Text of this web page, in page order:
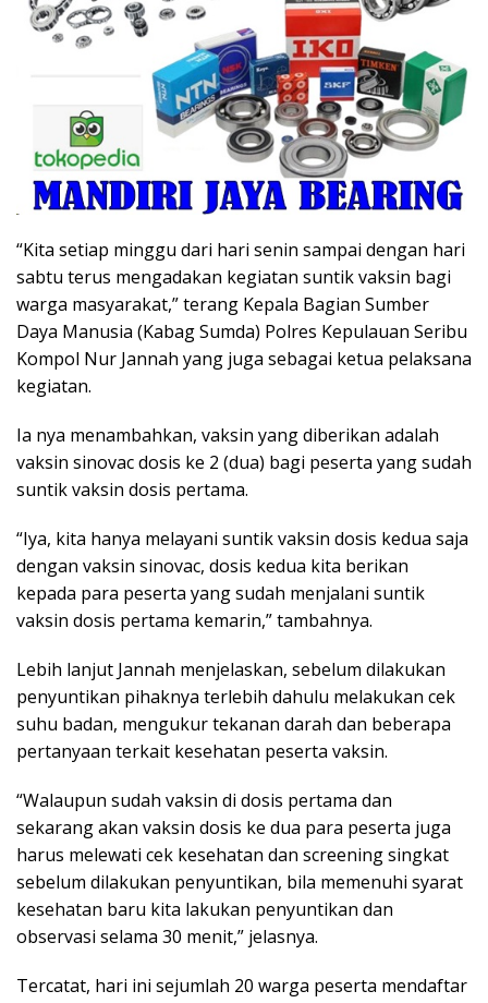
“Kita setiap minggu dari hari senin sampai dengan hari
sabtu terus mengadakan kegiatan suntik vaksin bagi
warga masyarakat,” terang Kepala Bagian Sumber
Daya Manusia (Kabag Sumda) Polres Kepulauan Seribu
Kompol Nur Jannah yang juga sebagai ketua pelaksana
kegiatan.
Ia nya menambahkan, vaksin yang diberikan adalah
vaksin sinovac dosis ke 2 (dua) bagi peserta yang sudah
suntik vaksin dosis pertama.
“Iya, kita hanya melayani suntik vaksin dosis kedua saja
dengan vaksin sinovac, dosis kedua kita berikan
kepada para peserta yang sudah menjalani suntik
vaksin dosis pertama kemarin,” tambahnya.
Lebih lanjut Jannah menjelaskan, sebelum dilakukan
penyuntikan pihaknya terlebih dahulu melakukan cek
suhu badan, mengukur tekanan darah dan beberapa
pertanyaan terkait kesehatan peserta vaksin.
“Walaupun sudah vaksin di dosis pertama dan
sekarang akan vaksin dosis ke dua para peserta juga
harus melewati cek kesehatan dan screening singkat
sebelum dilakukan penyuntikan, bila memenuhi syarat
kesehatan baru kita lakukan penyuntikan dan
observasi selama 30 menit,” jelasnya.
Tercatat, hari ini sejumlah 20 warga peserta mendaftar